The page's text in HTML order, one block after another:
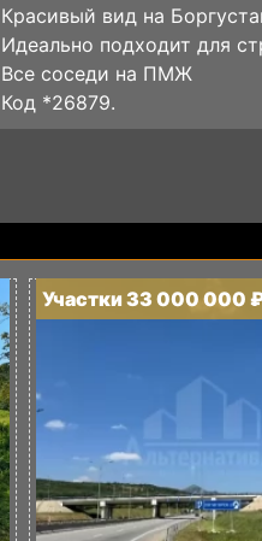
Красивый вид на
Идеально подходит для
Все соседи на ПМЖ
Код *26879.
Участки 33 000 000